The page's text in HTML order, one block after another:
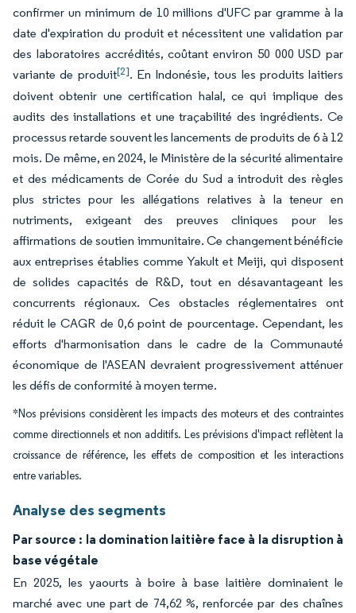
confirmer un minimum de 10 millions d'UFC par gramme à la
date d'expiration du produit et nécessitent une validation par
des laboratoires accrédités, coûtant environ 50 000 USD par
variante de produit[2]. En Indonésie, tous les produits laitiers
doivent obtenir une certification halal, ce qui implique des
audits des installations et une traçabilité des ingrédients. Ce
processus retarde souvent les lancements de produits de 6 à 12
mois. De même, en 2024, le Ministère de la sécurité alimentaire
et des médicaments de Corée du Sud a introduit des règles
plus strictes pour les allégations relatives à la teneur en
nutriments, exigeant des preuves cliniques pour les
affirmations de soutien immunitaire. Ce changement bénéficie
aux entreprises établies comme Yakult et Meiji, qui disposent
de solides capacités de R&D, tout en désavantageant les
concurrents régionaux. Ces obstacles réglementaires ont
réduit le CAGR de 0,6 point de pourcentage. Cependant, les
efforts d'harmonisation dans le cadre de la Communauté
économique de l'ASEAN devraient progressivement atténuer
les défis de conformité à moyen terme.
*Nos prévisions considèrent les impacts des moteurs et des contraintes
comme directionnels et non additifs. Les prévisions d'impact reflètent la
croissance de référence, les effets de composition et les interactions
entre variables.
Analyse des segments
Par source : la domination laitière face à la disruption à
base végétale
En 2025, les yaourts à boire à base laitière dominaient le
marché avec une part de 74,62 %, renforcée par des chaînes